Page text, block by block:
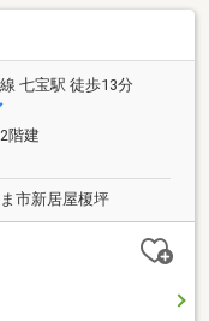
完了！ 即入居可能
ない方、勤続年数
ご不安のある方、お
し」「ご売却」は
沢におまかせ下さ
中☆
七宝駅 徒歩13分
階建
市新居屋榎坪